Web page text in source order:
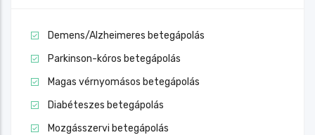
Demens/Alzheimeres betegápolás
Parkinson-kóros betegápolás
Magas vérnyomásos betegápolás
Diabéteszes betegápolás
Mozgásszervi betegápolás